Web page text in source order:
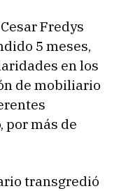
Fredys
5 meses,
en los
de mobiliario
más de
transgredió